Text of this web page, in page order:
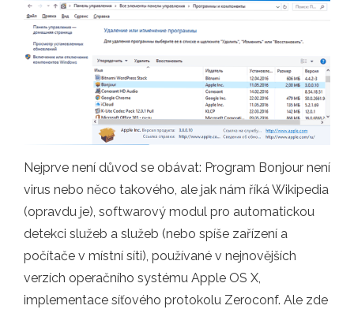
Nejprve není důvod se obávat: Program Bonjour není
virus nebo něco takového, ale jak nám říká Wikipedia
(opravdu je), softwarový modul pro automatickou
detekci služeb a služeb (nebo spíše zařízení a
počítače v místní síti), používané v nejnovějších
verzích operačního systému Apple OS X,
implementace síťového protokolu Zeroconf. Ale zde